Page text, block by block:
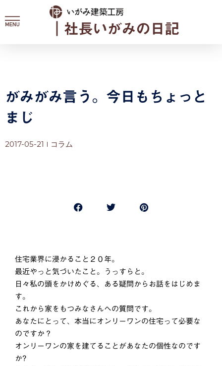
容
｜社長いがみの日記
がみがみ言う。今日もちょっと
まじ
2017-05-21 コラム
住宅業界に浸かること２０年。
最近やっと気づいたこと。うっすらと。
日々私の頭をかけめぐる、ある疑問からお話をはじめま
す。
これから家をもつみなさんへの質問です。
あなたにとって、本当にオンリーワンの住宅って必要な
のですか？
オンリーワンの家を建てることがあなたの個性なのです
か?